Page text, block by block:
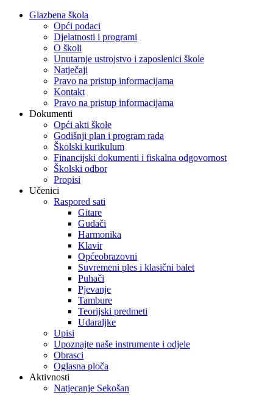
Glazbena škola
Opći podaci
Djelatnosti i programi
O školi
Unutarnje ustrojstvo i zaposlenici škole
Natječaji
Pravo na pristup informacijama
Kontakt
Pravo na pristup informacijama
Dokumenti
Opći akti škole
Godišnji plan i program rada
Školski kurikulum
Financijski dokumenti i fiskalna odgovornost
Školski odbor
Propisi
Učenici
Raspored sati
Gitare
Gudači
Harmonika
Klavir
Općeobrazovni
Suvremeni ples i klasični balet
Puhači
Pjevanje
Tambure
Teorijski predmeti
Udaraljke
Upisi
Upoznajte naše instrumente i odjele
Obrasci
Oglasna ploča
Aktivnosti
Natjecanje Sekošan